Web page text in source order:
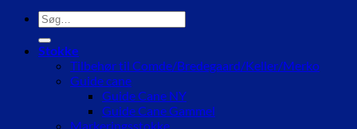
Søg
efter:
Stokke
Tilbehør til Comde/Bredegaard/Keller/Merko
Guide cane
Guide Cane NY
Guide Cane Gammel
Markeringsstokke